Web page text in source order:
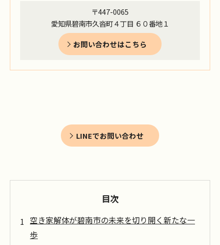
〒447-0065
愛知県碧南市久沓町４丁目 ６０番地１
お問い合わせはこちら
LINEでお問い合わせ
目次
空き家解体が碧南市の未来を切り開く新たな一
歩